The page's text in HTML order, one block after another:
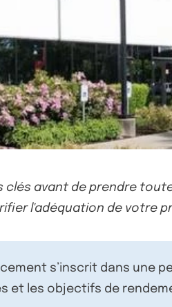
clés avant de prendre
l'adéquation de votre
s’inscrit dans une
et les objectifs de